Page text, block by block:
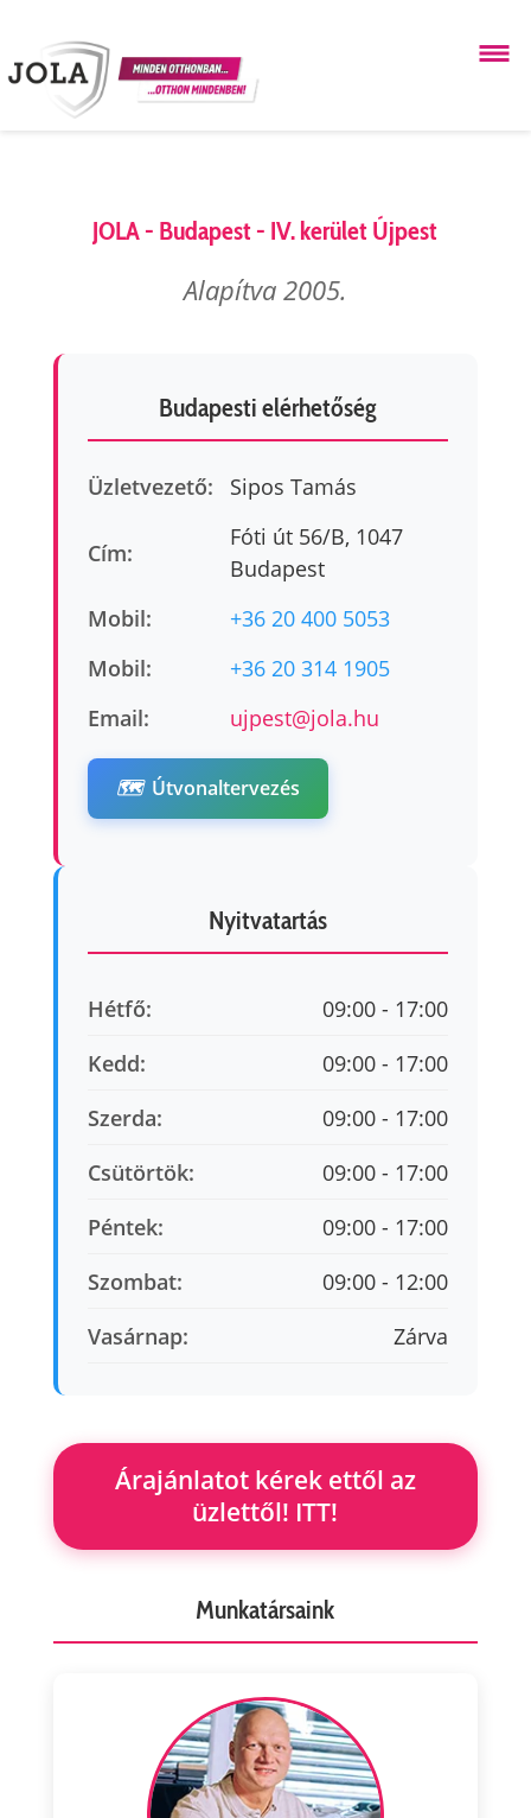
JOLA - Budapest - IV. kerület Újpest
Alapítva 2005.
Budapesti elérhetőség
Üzletvezető: Sipos Tamás
Cím:
Fóti út 56/B, 1047
Budapest
Mobil:
+36 20 400 5053
Mobil:
+36 20 314 1905
Email:
ujpest@jola.hu
🗺️ Útvonaltervezés
Nyitvatartás
Hétfő:
09:00 - 17:00
Kedd:
09:00 - 17:00
Szerda:
09:00 - 17:00
Csütörtök:
09:00 - 17:00
Péntek:
09:00 - 17:00
Szombat:
09:00 - 12:00
Vasárnap:
Zárva
Árajánlatot kérek ettől az
üzlettől! ITT!
Munkatársaink